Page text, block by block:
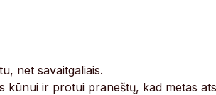
net savaitgaliais.
kūnui ir protui praneštų, kad metas